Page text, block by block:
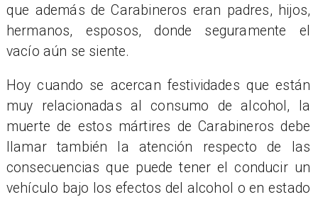
que además de Carabineros eran padres, hijos,
hermanos, esposos, donde seguramente el
vacío aún se siente.
Hoy cuando se acercan festividades que están
muy relacionadas al consumo de alcohol, la
muerte de estos mártires de Carabineros debe
llamar también la atención respecto de las
consecuencias que puede tener el conducir un
vehículo bajo los efectos del alcohol o en estado